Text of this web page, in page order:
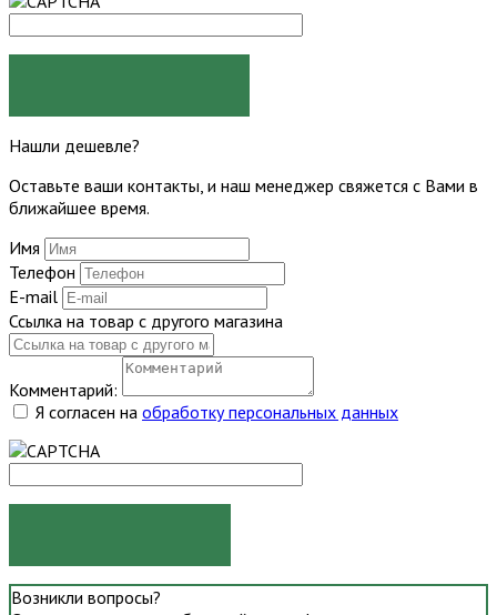
Нашли дешевле?
Оставьте ваши контакты, и наш менеджер свяжется с Вами в
ближайшее время.
Имя
Телефон
E-mail
Ссылка на товар с другого магазина
Комментарий:
Я согласен на обработку персональных данных
Возникли вопросы?